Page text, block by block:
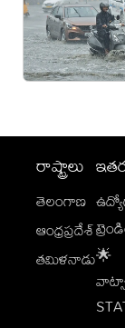
రాష్ట్రాలు
తెలంగాణ
ఆంధ్రప్రదేశ్
తమిళనాడు🌟